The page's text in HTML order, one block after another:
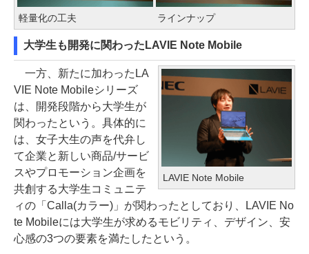
軽量化の工夫 ラインナップ
大学生も開発に関わったLAVIE Note Mobile
LAVIE Note Mobile
一方、新たに加わったLA
VIE Note Mobileシリーズ
は、開発段階から大学生が
関わったという。具体的に
は、女子大生の声を代弁し
て企業と新しい商品/サービ
スやプロモーション企画を
共創する大学生コミュニテ
ィの「Calla(カラー)」が関わったとしており、LAVIE No
te Mobileには大学生が求めるモビリティ、デザイン、安
心感の3つの要素を満たしたという。